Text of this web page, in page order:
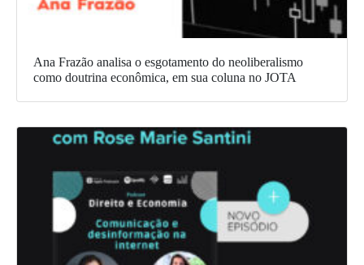
Ana Frazão analisa o esgotamento do neoliberalismo
como doutrina econômica, em sua coluna no JOTA